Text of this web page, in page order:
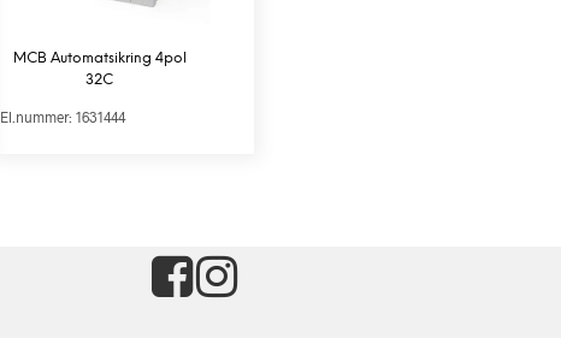
MCB Automatsikring 4pol
32C
El.nummer: 1631444